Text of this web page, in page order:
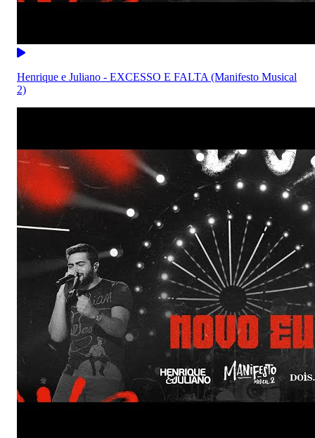
Henrique e Juliano - EXCESSO E FALTA (Manifesto Musical
2)